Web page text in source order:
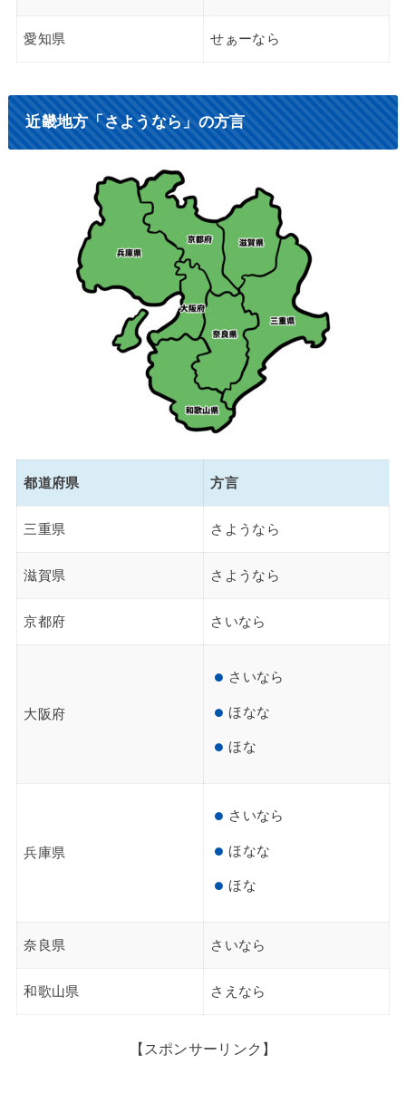
愛知県 せぁーなら
近畿地方「さようなら」の方言
都道府県 方言
三重県 さようなら
滋賀県 さようなら
京都府 さいなら
大阪府
さいなら
ほなな
ほな
兵庫県
さいなら
ほなな
ほな
奈良県 さいなら
和歌山県 さえなら
【スポンサーリンク】